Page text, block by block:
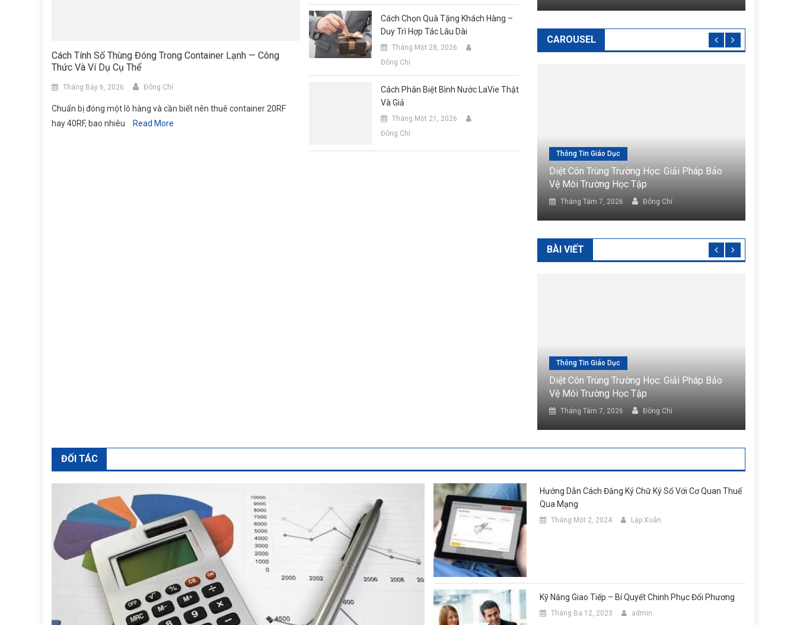
Cách Tính Số Thùng Đóng Trong Container Lạnh — Công
Thức Và Ví Dụ Cụ Thể
Tháng Bảy 6, 2026 Đông Chí
Chuẩn bị đóng một lô hàng và cần biết nên thuê container 20RF
hay 40RF, bao nhiêu
Read More
Cách Chọn Quà Tặng Khách Hàng –
Duy Trì Hợp Tác Lâu Dài
Tháng Một 28, 2026
Đông Chí
Cách Phân Biệt Bình Nước LaVie Thật
Và Giả
Tháng Một 21, 2026
Đông Chí
CAROUSEL
Tin Tức Thông Tin Giáo Dục
Diệt Côn Trùng Trường Học: Giải Pháp Bảo
Vệ Môi Trường Học Tập
Tháng Tám 7, 2026 Đông Chí
BÀI VIẾT
Thông Tin Giáo Dục
Diệt Côn Trùng Trường Học: Giải Pháp Bảo
Vệ Môi Trường Học Tập
Tháng Tám 7, 2026 Đông Chí
ĐỐI TÁC
Hướng Dẫn Cách Đăng Ký Chữ Ký Số Với Cơ Quan Thuế
Qua Mạng
Tháng Một 2, 2024 Lập Xuân
Kỹ Năng Giao Tiếp – Bí Quyết Chinh Phục Đối Phương
Tháng Ba 12, 2023 admin